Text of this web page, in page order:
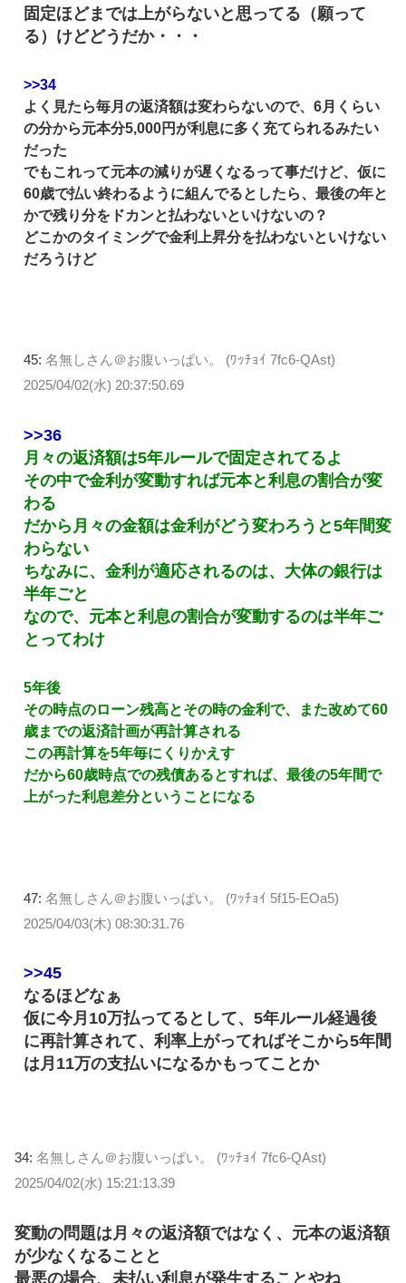
固定ほどまでは上がらないと思ってる（願って
る）けどどうだか・・・
>>34
よく見たら毎月の返済額は変わらないので、6月くらい
の分から元本分5,000円が利息に多く充てられるみたい
だった
でもこれって元本の減りが遅くなるって事だけど、仮に
60歳で払い終わるように組んでるとしたら、最後の年と
かで残り分をドカンと払わないといけないの？
どこかのタイミングで金利上昇分を払わないといけない
だろうけど
45: 名無しさん＠お腹いっぱい。 (ﾜｯﾁｮｲ 7fc6-QAst)
2025/04/02(水) 20:37:50.69
>>36
月々の返済額は5年ルールで固定されてるよ
その中で金利が変動すれば元本と利息の割合が変
わる
だから月々の金額は金利がどう変わろうと5年間変
わらない
ちなみに、金利が適応されるのは、大体の銀行は
半年ごと
なので、元本と利息の割合が変動するのは半年ご
とってわけ
5年後
その時点のローン残高とその時の金利で、また改めて60
歳までの返済計画が再計算される
この再計算を5年毎にくりかえす
だから60歳時点での残債あるとすれば、最後の5年間で
上がった利息差分ということになる
47: 名無しさん＠お腹いっぱい。 (ﾜｯﾁｮｲ 5f15-EOa5)
2025/04/03(木) 08:30:31.76
>>45
なるほどなぁ
仮に今月10万払ってるとして、5年ルール経過後
に再計算されて、利率上がってればそこから5年間
は月11万の支払いになるかもってことか
34: 名無しさん＠お腹いっぱい。 (ﾜｯﾁｮｲ 7fc6-QAst)
2025/04/02(水) 15:21:13.39
変動の問題は月々の返済額ではなく、元本の返済額
が少なくなることと
最悪の場合、未払い利息が発生することやね